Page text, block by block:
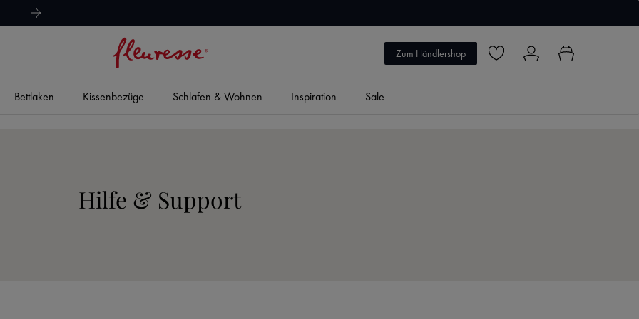
Zum Händlershop Du hast 0 Produkte auf dem
Bettlaken Kissenbezüge Schlafen & Wohnen Inspiration Sale
Hilfe & Support